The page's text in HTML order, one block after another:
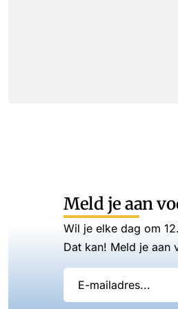
Meld je aan
Wil je elke dag om
Dat kan! Meld je aan